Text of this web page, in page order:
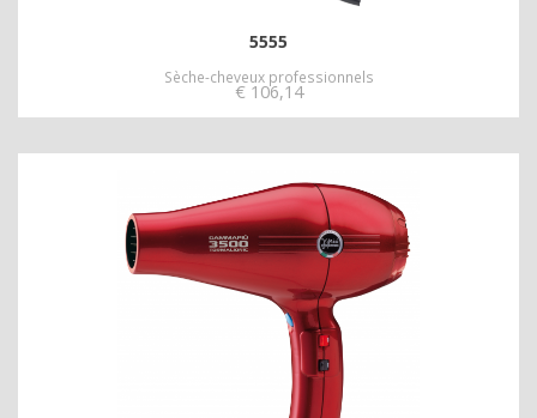
5555
Sèche-cheveux professionnels
€ 106,14